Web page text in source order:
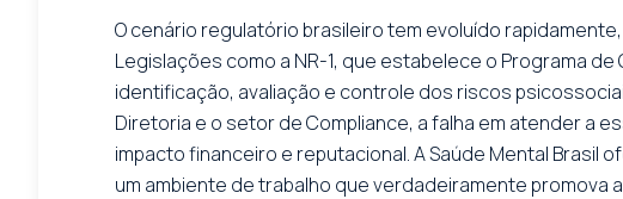
O cenário regulatório brasileiro tem evoluído
Legislações como a NR-1, que estabelece o Programa de
identificação, avaliação e controle dos riscos
Diretoria e o setor de Compliance, a falha em atender a
impacto financeiro e reputacional. A Saúde Mental
um ambiente de trabalho que verdadeiramente